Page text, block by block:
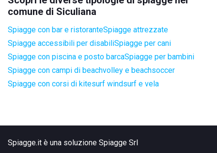
comune di Siculiana
Spiagge con bar e ristoranteSpiagge attrezzate
Spiagge accessibili per disabiliSpiagge per cani
Spiagge con piscina e posto barcaSpiagge per bambini
Spiagge con campi di beachvolley e beachsoccer
Spiagge con corsi di kitesurf windsurf e vela
Spiagge.it è una soluzione Spiagge Srl